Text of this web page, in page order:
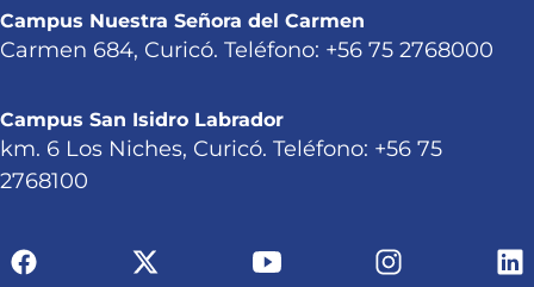
Campus Nuestra Señora del Carmen
Carmen 684, Curicó. Teléfono: +56 75 2768000
Campus San Isidro Labrador
km. 6 Los Niches, Curicó. Teléfono: +56 75
2768100